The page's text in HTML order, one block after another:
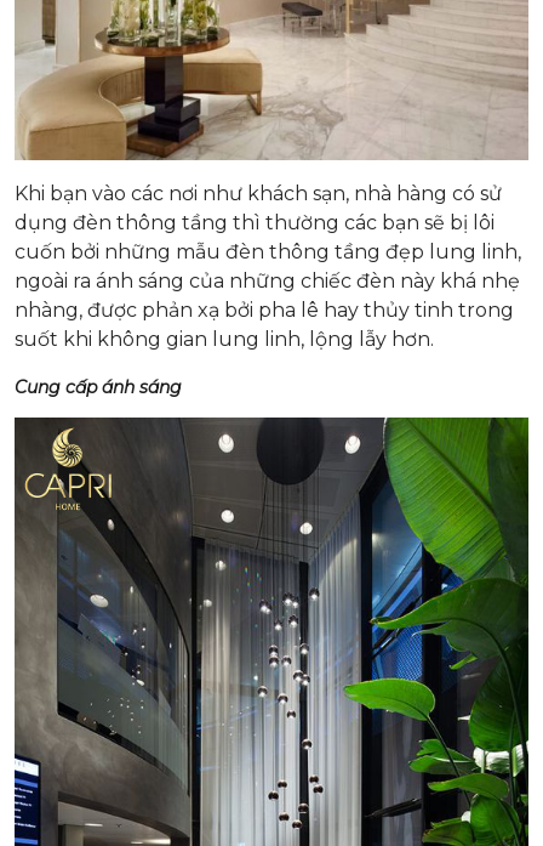
Khi bạn vào các nơi như khách sạn, nhà hàng có sử
dụng đèn thông tầng thì thường các bạn sẽ bị lôi
cuốn bởi những mẫu đèn thông tầng đẹp lung linh,
ngoài ra ánh sáng của những chiếc đèn này khá nhẹ
nhàng, được phản xạ bởi pha lê hay thủy tinh trong
suốt khi không gian lung linh, lộng lẫy hơn.
Cung cấp ánh sáng